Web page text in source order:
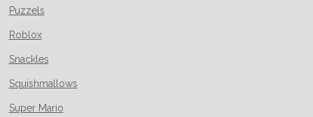
Puzzels
Roblox
Snackles
Squishmallows
Super Mario